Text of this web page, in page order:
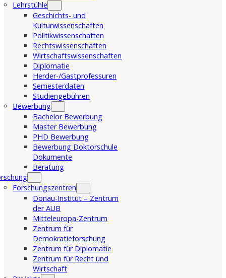
Lehrstühle
Geschichts- und
Kulturwissenschaften
Politikwissenschaften
Rechtswissenschaften
Wirtschaftswissenschaften
Diplomatie
Herder-/Gastprofessuren
Semesterdaten
Studiengebühren
Bewerbung
Bachelor Bewerbung
Master Bewerbung
PHD Bewerbung
Bewerbung Doktorschule
Dokumente
Beratung
Forschungszentren
Donau-Institut – Zentrum
der AUB
Mitteleuropa-Zentrum
Zentrum für
Demokratieforschung
Zentrum für Diplomatie
Zentrum für Recht und
Wirtschaft